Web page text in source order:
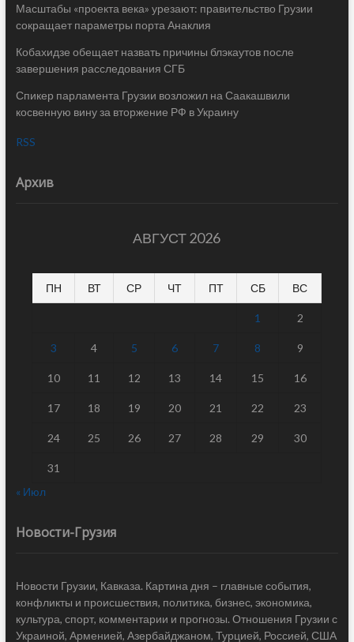
Масштабы «проекта века» урезают: правительство Грузии
сокращает параметры порта Анаклия
Кобахидзе обещает назвать причины блэкаутов после
завершения расследования СГБ
Спикер парламента Грузии возложил на Саакашвили
косвенную вину за вторжение РФ в Украину
RSS
Архив
АВГУСТ 2026
ПН ВТ СР ЧТ ПТ СБ ВС
1 2
3 4 5 6 7 8 9
10 11 12 13 14 15 16
17 18 19 20 21 22 23
24 25 26 27 28 29 30
31
« Июл
Новости-Грузия
Новости Грузии, Кавказа. Картина дня – главные события,
конфликты и происшествия, политика, бизнес, экономика,
культура, спорт, комментарии и прогнозы. Отношения Грузии с
Украиной, Арменией, Азербайджаном, Турцией, Россией, США